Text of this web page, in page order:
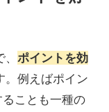
大
大
ポイントを効
。例えばポイン
ことも一種の